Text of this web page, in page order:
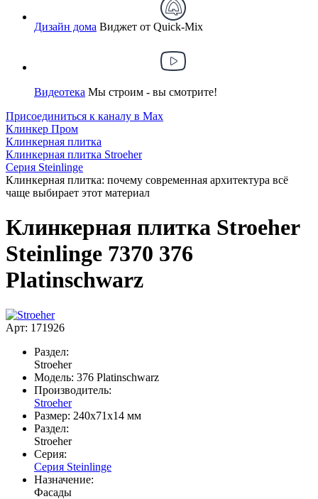
Дизайн дома Виджет от Quick-Mix
Видеотека Мы строим - вы смотрите!
Присоединиться к каналу в Max
Клинкер Пром
Клинкерная плитка
Клинкерная плитка Stroeher
Серия Steinlinge
Клинкерная плитка: почему современная архитектура всё
чаще выбирает этот материал
Клинкерная плитка Stroeher
Steinlinge 7370 376
Platinschwarz
Арт: 171926
Раздел:
Stroeher
Модель: 376 Platinschwarz
Производитель:
Stroeher
Размер: 240х71х14 мм
Раздел:
Stroeher
Серия:
Серия Steinlinge
Назначение:
Фасады